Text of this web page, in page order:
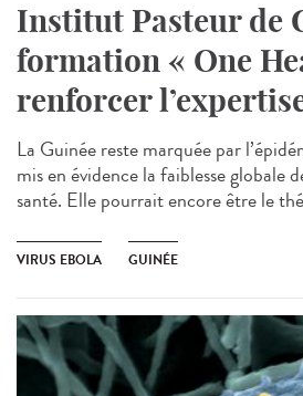
Institut Pasteur de
formation « One
renforcer
La Guinée reste marquée par
mis en évidence la faiblesse globale
santé. Elle pourrait encore être le
VIRUS EBOLA GUINÉE